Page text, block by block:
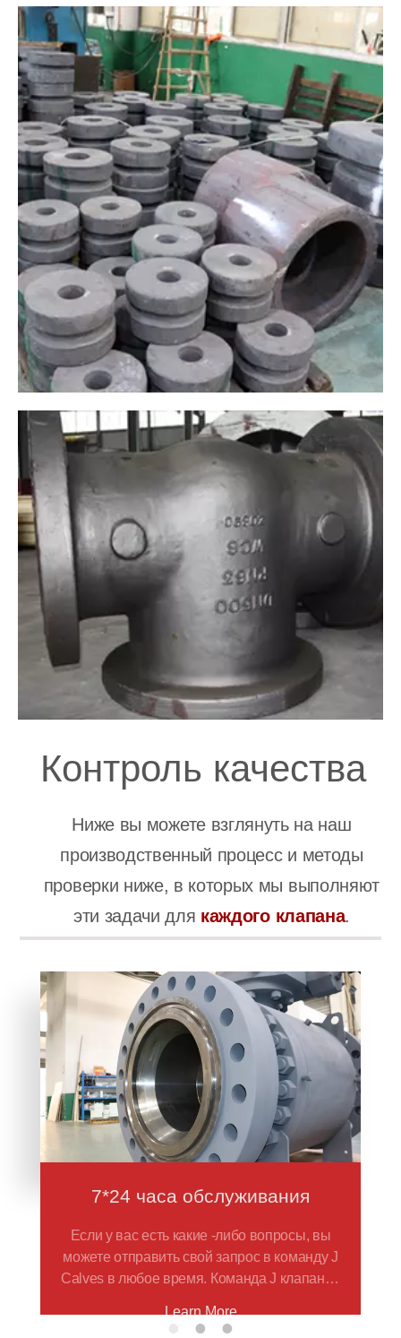
Контроль качества
Ниже вы можете взглянуть на наш
производственный процесс и методы
проверки ниже, в которых мы выполняют
эти задачи для каждого клапана.
7*24 часа обслуживания
Если у вас есть какие -либо вопросы, вы
можете отправить свой запрос в команду J
Calves в любое время. Команда J клапанов
в течение 48 часов
Learn More